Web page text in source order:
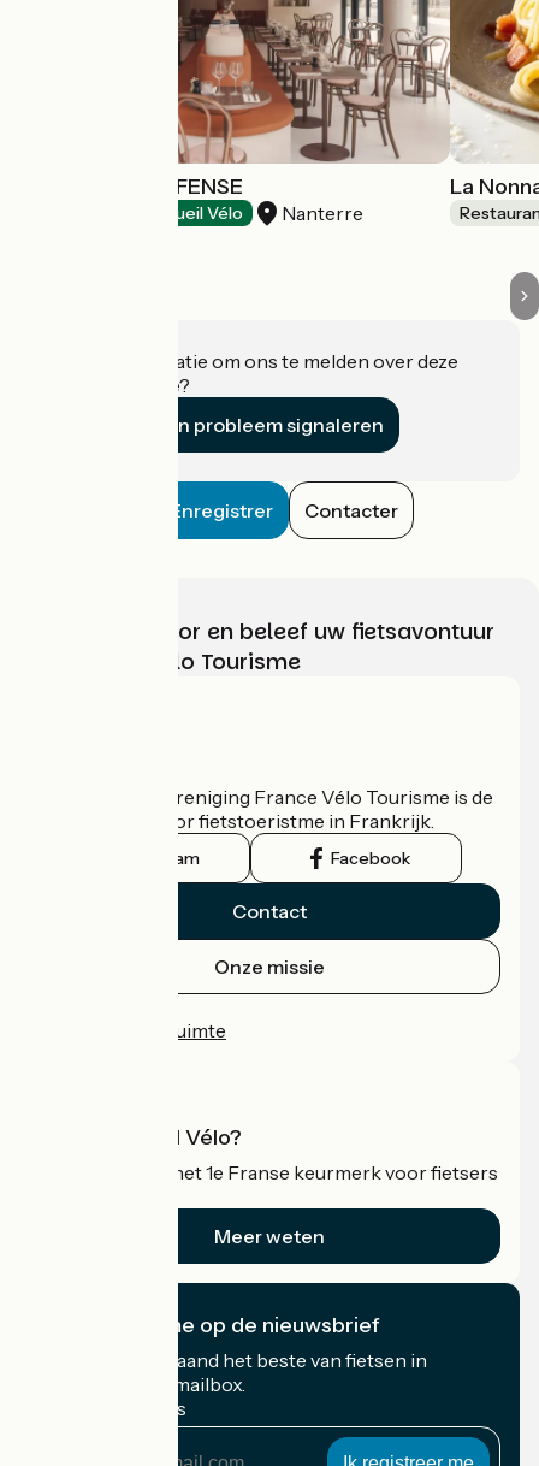
NOCCIO LA DEFENSE
Accueil Vélo Nanterre
La
Heeft u informatie om ons te melden over deze
accommodatie?
Een probleem signaleren
Enregistrer Contacter
Kies, bereid voor en beleef uw fietsavontuur
met France Vélo Tourisme
De nationale vereniging France Vélo Tourisme is de
officiële gids voor fietstoeristme in Frankrijk.
Instagram Facebook
Contact
Onze missie
Professionele ruimte
Wat is Accueil Vélo?
Accueil Vélo is het 1e Franse keurmerk voor fietsers
Meer weten
Ik abonneer me op de nieuwsbrief
Ontvang elke maand het beste van fietsen in
Frankrijk in uw mailbox.
Mijn e-mailadres